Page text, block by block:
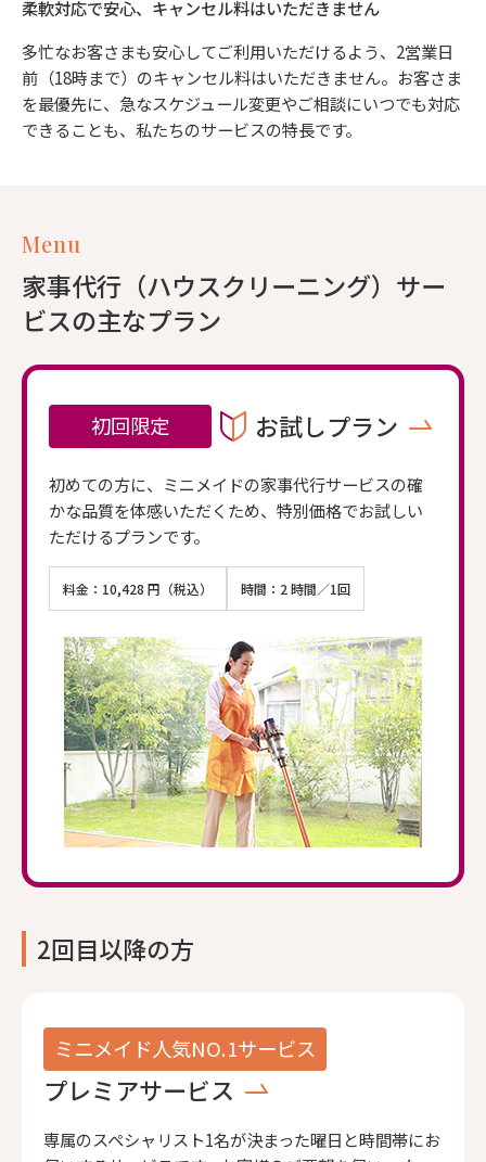
柔軟対応で安心、キャンセル料はいただきません
多忙なお客さまも安心してご利用いただけるよう、2営業日
前（18時まで）のキャンセル料はいただきません。お客さま
を最優先に、急なスケジュール変更やご相談にいつでも対応
できることも、私たちのサービスの特長です。
Menu
家事代行（ハウスクリーニング）サー
ビスの主なプラン
初回限定 お試しプラン
初めての方に、ミニメイドの家事代行サービスの確
かな品質を体感いただくため、特別価格でお試しい
ただけるプランです。
料金：10,428 円（税込） 時間：2 時間／1回
2回目以降の方
ミニメイド人気NO.1サービス
プレミアサービス
専属のスペシャリスト1名が決まった曜日と時間帯にお